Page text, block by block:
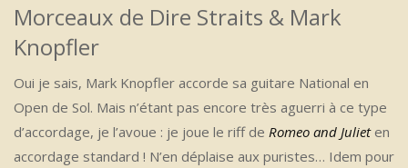
Morceaux de Dire Straits & Mark
Knopfler
Oui je sais, Mark Knopfler accorde sa guitare National en
Open de Sol. Mais n’étant pas encore très aguerri à ce type
d’accordage, je l’avoue : je joue le riff de Romeo and Julieten
accordage standard ! N’en déplaise aux puristes… Idem pour